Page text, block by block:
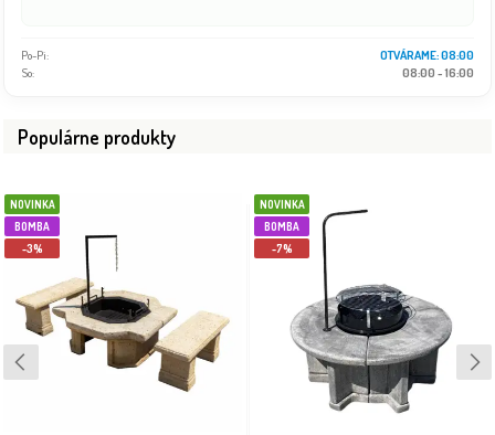
Po-Pi:
08:00 - 18:00
So:
08:00 - 16:00
Populárne produkty
NOVINKA
BOMBA
-3%
NOVINKA
BOMBA
-7%